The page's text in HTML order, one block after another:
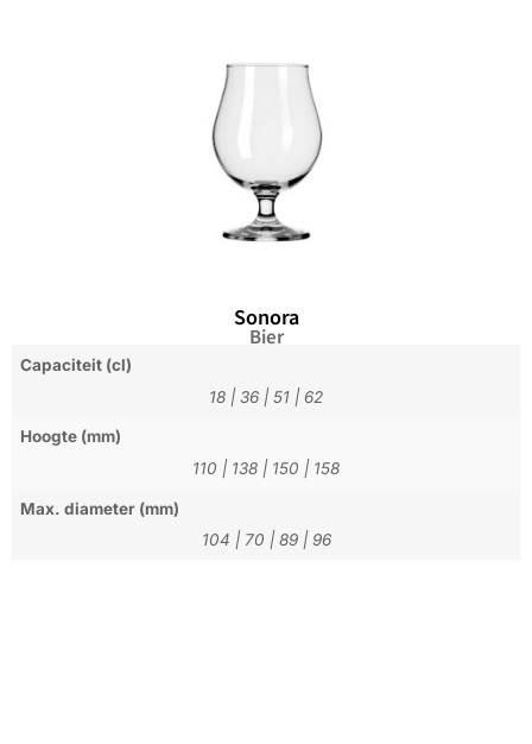
Sonora
Bier
Capaciteit (cl)
18 | 36 | 51 | 62
Hoogte (mm)
110 | 138 | 150 | 158
Max. diameter (mm)
104 | 70 | 89| 96